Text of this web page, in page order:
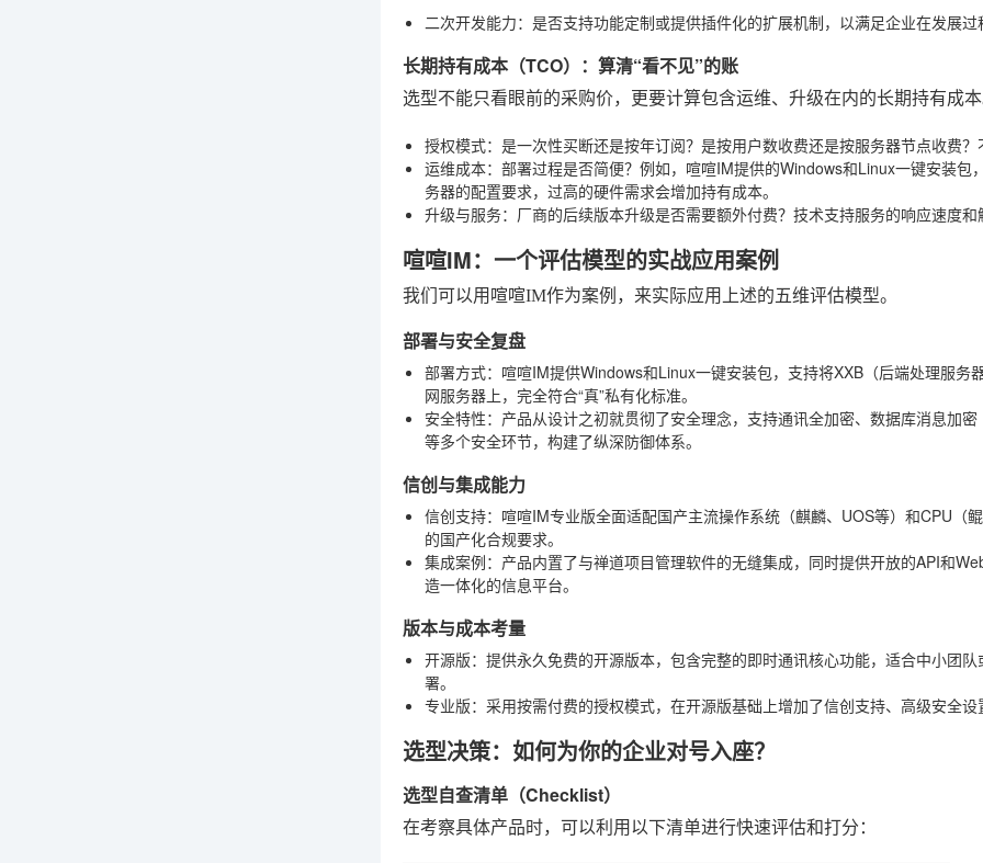
二次开发能力：是否支持功能定制或提供插件化的扩展机制，以满足企业在发展
长期持有成本（TCO）：算清“看不见”的账
选型不能只看眼前的采购价，更要计算包含运维、升级在内的长期持有成
授权模式：是一次性买断还是按年订阅？是按用户数收费还是按服务器节点收费
运维成本：部署过程是否简便？例如，喧喧IM提供的Windows和Linux一键安装
务器的配置要求，过高的硬件需求会增加持有成本。
升级与服务：厂商的后续版本升级是否需要额外付费？技术支持服务的响应速度
喧喧IM：一个评估模型的实战应用案例
我们可以用喧喧IM作为案例，来实际应用上述的五维评估模型。
部署与安全复盘
部署方式：喧喧IM提供Windows和Linux一键安装包，支持将XXB（后端处理服
网服务器上，完全符合“真”私有化标准。
安全特性：产品从设计之初就贯彻了安全理念，支持通讯全加密、数据库消息加
等多个安全环节，构建了纵深防御体系。
信创与集成能力
信创支持：喧喧IM专业版全面适配国产主流操作系统（麒麟、UOS等）和CPU（
的国产化合规要求。
集成案例：产品内置了与禅道项目管理软件的无缝集成，同时提供开放的API和
造一体化的信息平台。
版本与成本考量
开源版：提供永久免费的开源版本，包含完整的即时通讯核心功能，适合中小团
署。
专业版：采用按需付费的授权模式，在开源版基础上增加了信创支持、高级安全
选型决策：如何为你的企业对号入座？
选型自查清单（Checklist）
在考察具体产品时，可以利用以下清单进行快速评估和打分：